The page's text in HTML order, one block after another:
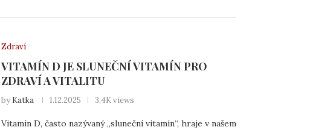
Zdraví
VITAMÍN D JE SLUNEČNÍ VITAMÍN PRO
ZDRAVÍ A VITALITU
by Katka 1.12.2025 3,4K views
Vitamín D, často nazývaný „sluneční vitamín“, hraje v našem